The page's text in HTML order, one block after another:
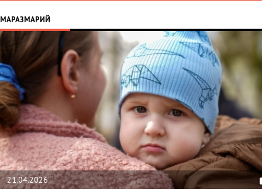
МАРАЗМАРИЙ
21.04.2026